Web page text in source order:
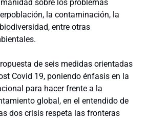
sobre los problemas
la contaminación, la
entre otras
de seis medidas orientadas
Covid 19, poniendo énfasis en la
para hacer frente a la
global, en el entendido de
dos crisis respeta las fronteras